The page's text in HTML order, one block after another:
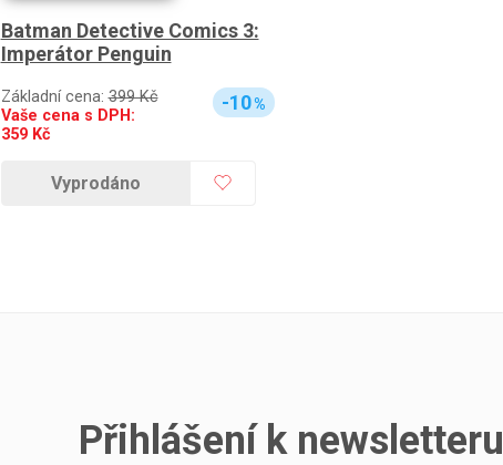
Batman Detective Comics 3:
Imperátor Penguin
Základní cena:399 Kč
Vaše cena s DPH:
359Kč
-10%
Vyprodáno
Přihlášení k newsletteru